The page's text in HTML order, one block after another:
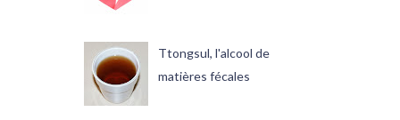
Ttongsul, l'alcool de
matières fécales